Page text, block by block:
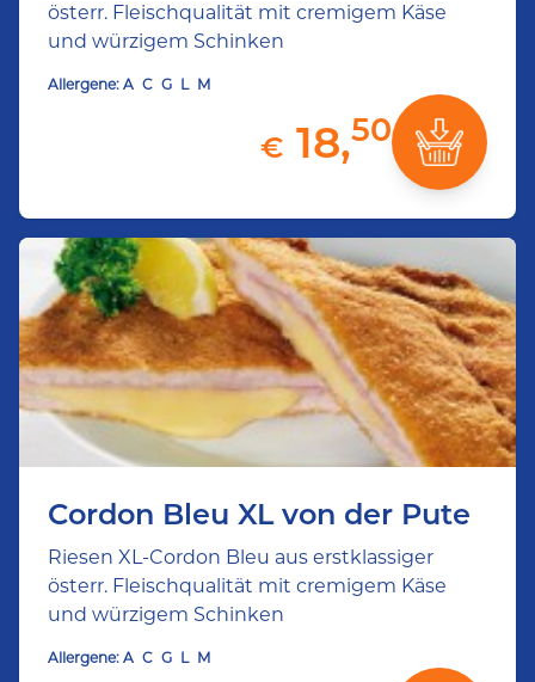
österr. Fleischqualität mit cremigem Käse
und würzigem Schinken
Allergene: A C G L M
€ 18,50
Cordon Bleu XL von der Pute
Riesen XL-Cordon Bleu aus erstklassiger
österr. Fleischqualität mit cremigem Käse
und würzigem Schinken
Allergene: A C G L M